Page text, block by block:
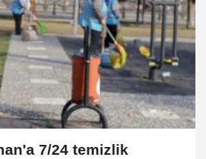
7/24 temizlik